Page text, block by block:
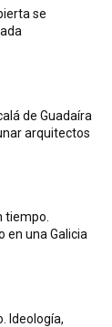
se
de Guadaíra
arquitectos
tiempo.
en una Galicia
Ideología,